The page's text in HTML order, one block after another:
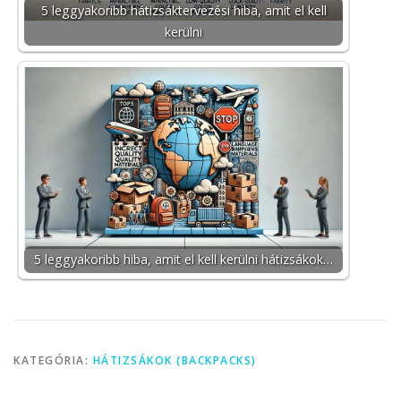
5 leggyakoribb hátizsáktervezési hiba, amit el kell
kerülni
5 leggyakoribb hiba, amit el kell kerülni hátizsákok…
KATEGÓRIA: HÁTIZSÁKOK (BACKPACKS)